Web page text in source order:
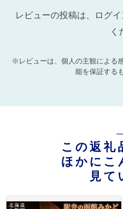
レビューの投稿は、ログイ
く
※レビューは、個人の主観による
能を保証する
この返礼
ほかにこ
見て